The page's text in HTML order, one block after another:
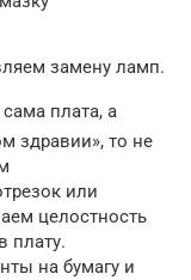
замену ламп.
плата, а
здравии», то не
или
целостность
плату.
на бумагу и